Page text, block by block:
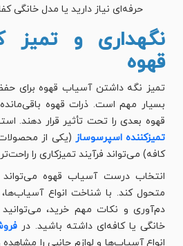
حرفه‌ای نیاز دارید یا مدل خانگی
نگهداری و تمیز
قهوه
تمیز نگه داشتن آسیاب قهوه برای
بسیار مهم است. ذرات قهوه
قهوه بعدی را تحت تأثیر قرار دهند.
تمیزکننده اسپرسوساز (یکی از
کافه) می‌تواند فرآیند تمیزکاری را
انتخاب درست آسیاب قهوه
متحول کند. با شناخت انواع
دم‌آوری و نکات مهم خرید، می‌توانید
خانگی یا کافه‌ای داشته باشید. در
انواع آسیاب‌ها و لوازم جانبی را